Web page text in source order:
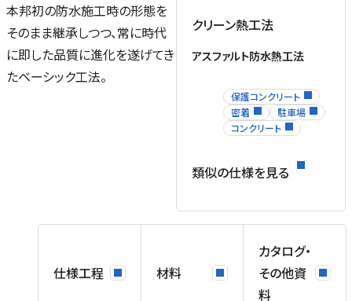
本邦初の防水施工時の形態を
そのまま継承しつつ、常に時代
に即した品質に進化を遂げてき
たベーシック工法。
クリーン熱工法
アスファルト防水熱工法
保護コンクリート
密着
駐車場
コンクリート
類似の仕様を見る
仕様工程 材料
カタログ・
その他資
料